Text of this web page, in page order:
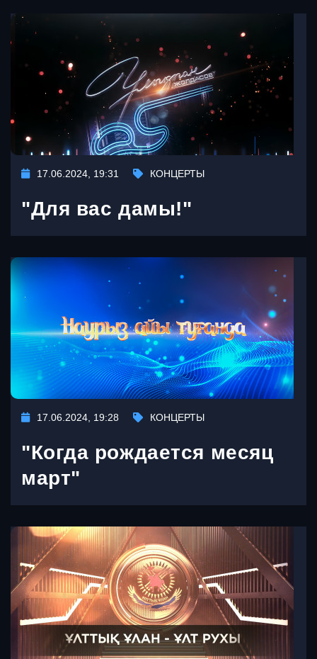
17.06.2024, 19:31 КОНЦЕРТЫ
"Для вас дамы!"
17.06.2024, 19:28 КОНЦЕРТЫ
"Когда рождается месяц
март"